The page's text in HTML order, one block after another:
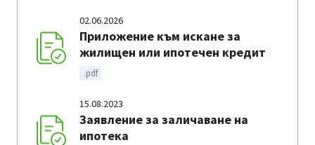
02.06.2026
Приложение към искане за
жилищен или ипотечен кредит
.pdf
15.08.2023
Заявление за заличаване на
ипотека